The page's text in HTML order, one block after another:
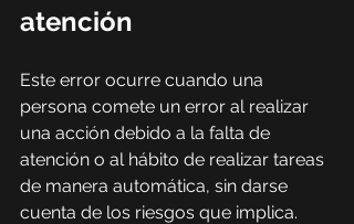
atención
Este error ocurre cuando una
persona comete un error al realizar
una acción debido a la falta de
atención o al hábito de realizar tareas
de manera automática, sin darse
cuenta de los riesgos que implica.